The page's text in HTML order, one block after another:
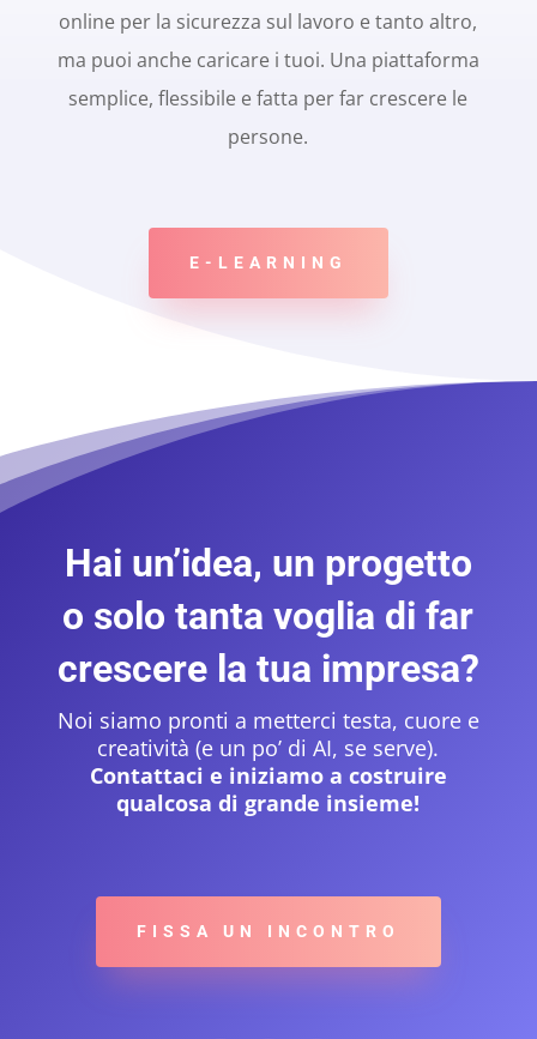
online per la sicurezza sul lavoro e tanto altro,
ma puoi anche caricare i tuoi. Una piattaforma
semplice, flessibile e fatta per far crescere le
persone.
E-LEARNING
Hai un’idea, un progetto
o solo tanta voglia di far
crescere la tua impresa?
Noi siamo pronti a metterci testa, cuore e
creatività (e un po’ di AI, se serve).
Contattaci e iniziamo a costruire
qualcosa di grande insieme!
FISSA UN INCONTRO